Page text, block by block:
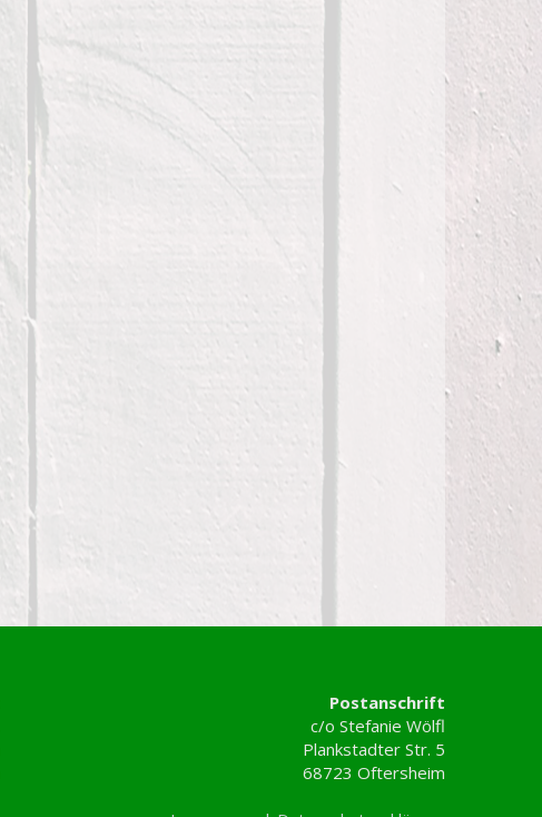
Postanschrift
c/o Stefanie Wölfl
Plankstadter Str. 5
68723 Oftersheim